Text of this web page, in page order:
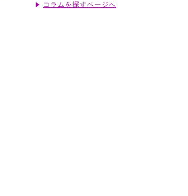
コラムを探すページへ